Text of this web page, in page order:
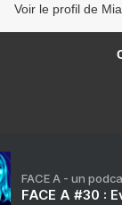
Voir le profil de
FACE A - un
FACE A #30 :